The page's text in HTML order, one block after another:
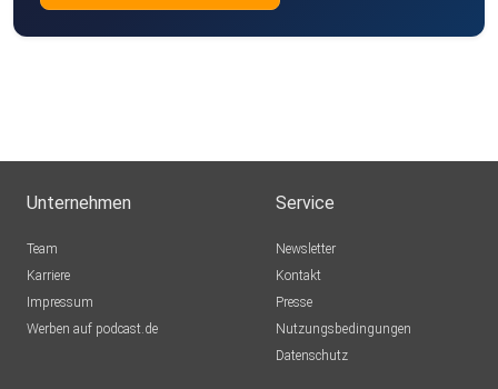
Unternehmen
Team
Karriere
Impressum
Werben auf podcast.de
Service
Newsletter
Kontakt
Presse
Nutzungsbedingungen
Datenschutz